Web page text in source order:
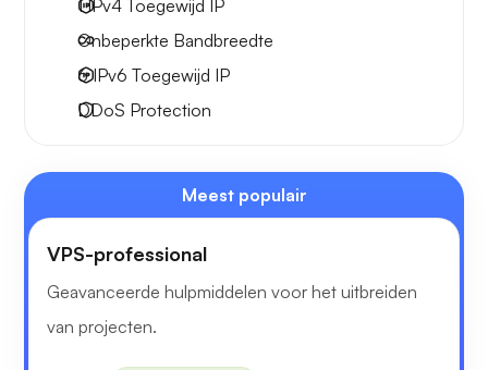
1 IPv4 Toegewijd IP
Onbeperkte Bandbreedte
6 IPv6 Toegewijd IP
DDoS Protection
Meest populair
VPS-professional
Geavanceerde hulpmiddelen voor het uitbreiden
van projecten.